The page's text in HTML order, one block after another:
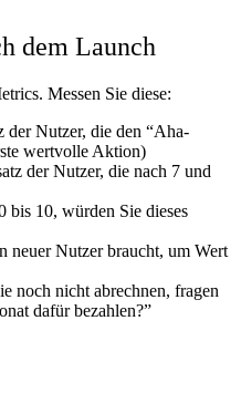
dem Launch
Messen Sie diese:
der Nutzer, die den “Aha-
wertvolle Aktion)
der Nutzer, die nach 7 und
bis 10, würden Sie dieses
neuer Nutzer braucht, um Wert
noch nicht abrechnen, fragen
dafür bezahlen?”